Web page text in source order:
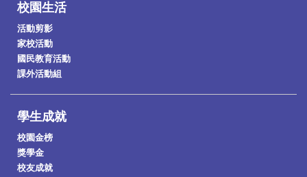
校園生活
活動剪影
家校活動
國民教育活動
課外活動組
學生成就
校園金榜
獎學金
校友成就